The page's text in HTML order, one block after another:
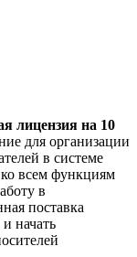
лицензия на 10
для организации
в системе
всем функциям
в
поставка
начать